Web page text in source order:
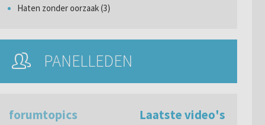
Haten zonder oorzaak (3)
PANELLEDEN
forumtopics Laatste video's